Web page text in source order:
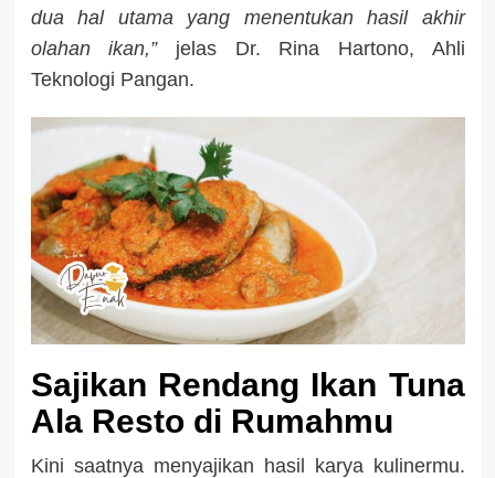
dua hal utama yang menentukan hasil akhir
olahan ikan,”jelas Dr. Rina Hartono, Ahli
Teknologi Pangan.
Sajikan Rendang Ikan Tuna
Ala Resto di Rumahmu
Kini saatnya menyajikan hasil karya kulinermu.